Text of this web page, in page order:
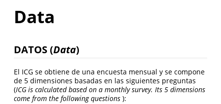
Data
DATOS (Data)
El ICG se obtiene de una encuesta mensual y se compone
de 5 dimensiones basadas en las siguientes preguntas
(ICG is calculated based on a monthly survey. Its 5 dimensions
come from the following questions ):